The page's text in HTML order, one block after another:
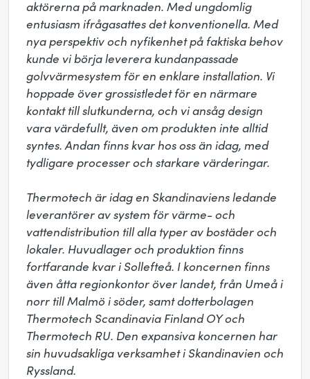
aktörerna på marknaden. Med ungdomlig
entusiasm ifrågasattes det konventionella. Med
nya perspektiv och nyfikenhet på faktiska behov
kunde vi börja leverera kundanpassade
golvvärmesystem för en enklare installation. Vi
hoppade över grossistledet för en närmare
kontakt till slutkunderna, och vi ansåg design
vara värdefullt, även om produkten inte alltid
syntes. Andan finns kvar hos oss än idag, med
tydligare processer och starkare värderingar.
Thermotech är idag en Skandinaviens ledande
leverantörer av system för värme- och
vattendistribution till alla typer av bostäder och
lokaler. Huvudlager och produktion finns
fortfarande kvar i Sollefteå. I koncernen finns
även åtta regionkontor över landet, från Umeå i
norr till Malmö i söder, samt dotterbolagen
Thermotech Scandinavia Finland OY och
Thermotech RU. Den expansiva koncernen har
sin huvudsakliga verksamhet i Skandinavien och
Ryssland.